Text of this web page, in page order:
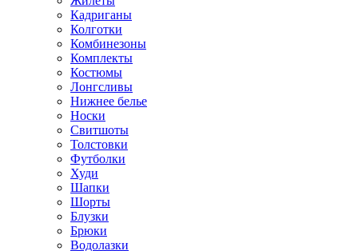
Кадриганы
Колготки
Комбинезоны
Комплекты
Костюмы
Лонгсливы
Нижнее белье
Носки
Свитшоты
Толстовки
Футболки
Худи
Шапки
Шорты
Блузки
Брюки
Водолазки